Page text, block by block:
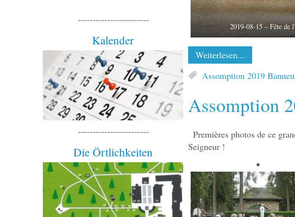
------------------------
Kalender
------------------------
Die Örtlichkeiten
2019-08-15 – Fête de
Weiterlesen...
Assomption 2019
Assomption
Premières photos de ce
Seigneur !